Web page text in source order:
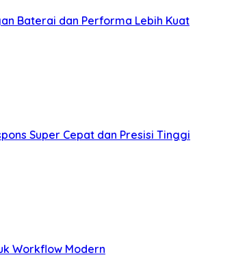
Baterai dan Performa Lebih Kuat
Super Cepat dan Presisi Tinggi
Workflow Modern